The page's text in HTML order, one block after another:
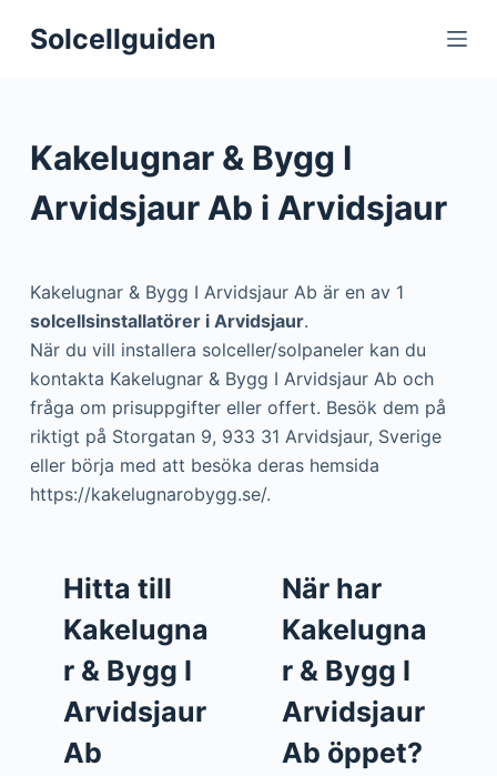
S
o
e
n
Solcellguiden
Kakelugnar & Bygg I
Arvidsjaur Ab i Arvidsjaur
Kakelugnar & Bygg I Arvidsjaur Ab är en av 1
solcellsinstallatörer i Arvidsjaur.
När du vill installera solceller/solpaneler kan du
kontakta Kakelugnar & Bygg I Arvidsjaur Ab och
fråga om prisuppgifter eller offert. Besök dem på
riktigt på Storgatan 9, 933 31 Arvidsjaur, Sverige
eller börja med att besöka deras hemsida
https://kakelugnarobygg.se/.
Hitta till
Kakelugna
r & Bygg I
Arvidsjaur
Ab
När har
Kakelugna
r & Bygg I
Arvidsjaur
Ab öppet?